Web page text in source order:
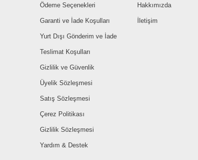
Ödeme Seçenekleri
Garanti ve İade Koşulları
Yurt Dışı Gönderim ve İade
Teslimat Koşulları
Gizlilik ve Güvenlik
Üyelik Sözleşmesi
Satış Sözleşmesi
Çerez Politikası
Gizlilik Sözleşmesi
Yardım & Destek
Hakkımızda
İletişim